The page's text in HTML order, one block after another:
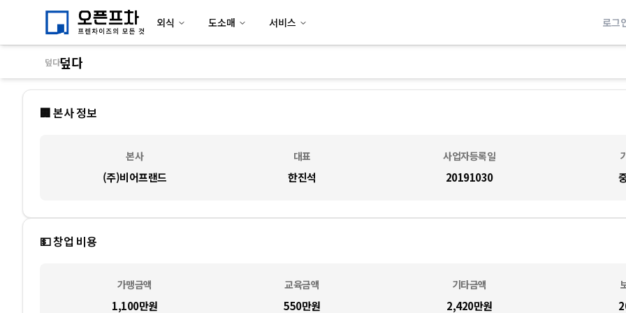
🏢 본사 정보
본사 대표 사업자등록일
(주)비어프랜드 한진석 20191030
덮다덮다
💵 창업 비용
가맹금액 교육금액 기타금액
1,100만원 550만원 2,420만원
외식 도소매 서비스 로그